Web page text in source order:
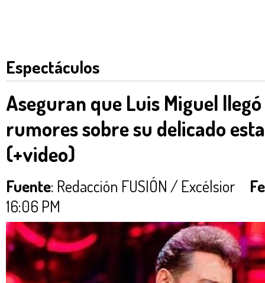
Espectáculos
Aseguran que Luis Miguel
rumores sobre su delicado
(+video)
Fuente: Redacción FUSIÓN / Excélsior
16:06 PM